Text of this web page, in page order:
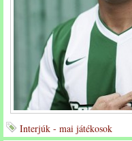
Interjúk - mai játékosok